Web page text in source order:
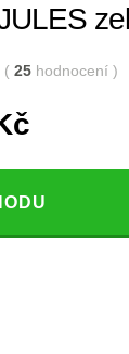
( 25 hodnocení )